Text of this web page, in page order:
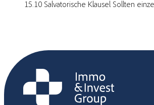
15.10 Salvatorische Klausel Sollten